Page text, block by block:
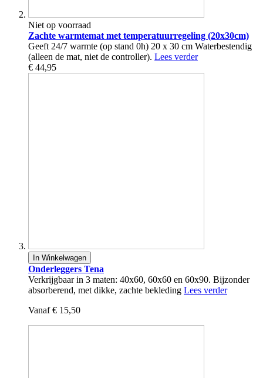
Niet op voorraad
Zachte warmtemat met temperatuurregeling (20x30cm)
Geeft 24/7 warmte (op stand 0h) 20 x 30 cm Waterbestendig
(alleen de mat, niet de controller). Lees verder
€ 44,95
In Winkelwagen
Onderleggers Tena
Verkrijgbaar in 3 maten: 40x60, 60x60 en 60x90. Bijzonder
absorberend, met dikke, zachte bekleding Lees verder
Vanaf € 15,50